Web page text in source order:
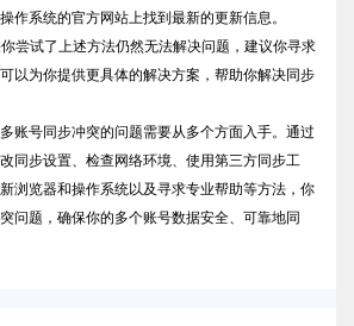
作系统的官方网站上找到最新的更新信息。
尝试了上述方法仍然无法解决问题，建议你寻求
以为你提供更具体的解决方案，帮助你解决同步
账号同步冲突的问题需要从多个方面入手。通过
同步设置、检查网络环境、使用第三方同步工
浏览器和操作系统以及寻求专业帮助等方法，你
问题，确保你的多个账号数据安全、可靠地同